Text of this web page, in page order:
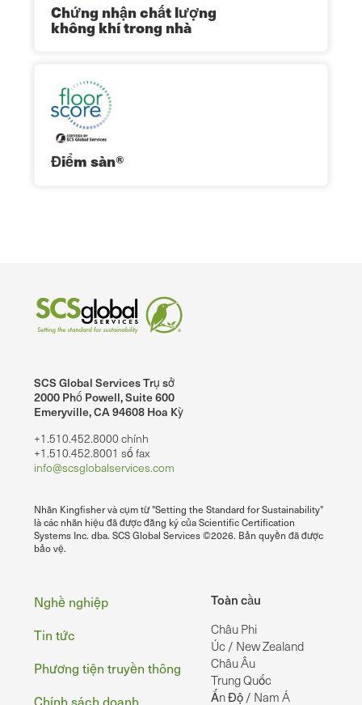
Chứng nhận chất lượng
không khí trong nhà
Điểm sàn®
SCS Global Services Trụ sở
2000 Phố Powell, Suite 600
Emeryville, CA 94608 Hoa Kỳ
+1.510.452.8000 chính
+1.510.452.8001 số fax
info@scsglobalservices.com
Nhãn Kingfisher và cụm từ "Setting the Standard for Sustainability"
là các nhãn hiệu đã được đăng ký của Scientific Certification
Systems Inc. dba. SCS Global Services ©2026. Bản quyền đã được
bảo vệ.
Toàn cầu
Châu Phi
Úc / New Zealand
Châu Âu
Trung Quốc
Ấn Độ / Nam Á
Chân
Nghề nghiệp
Tin tức
Phương tiện truyền thông
Chính sách doanh